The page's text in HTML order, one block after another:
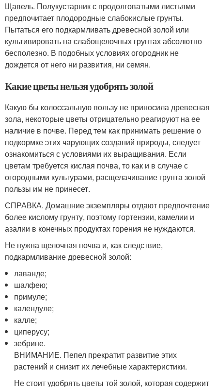
Щавель. Полукустарник с продолговатыми листьями
предпочитает плодородные слабокислые грунты.
Пытаться его подкармливать древесной золой или
культивировать на слабощелочных грунтах абсолютно
бесполезно. В подобных условиях огородник не
дождется от него ни развития, ни семян.
Какие цветы нельзя удобрять золой
Какую бы колоссальную пользу не приносила древесная
зола, некоторые цветы отрицательно реагируют на ее
наличие в почве. Перед тем как принимать решение о
подкормке этих чарующих созданий природы, следует
ознакомиться с условиями их выращивания. Если
цветам требуется кислая почва, то как и в случае с
огородными культурами, расщелачивание грунта золой
пользы им не принесет.
СПРАВКА. Домашние экземпляры отдают предпочтение
более кислому грунту, поэтому гортензии, камелии и
азалии в конечных продуктах горения не нуждаются.
Не нужна щелочная почва и, как следствие,
подкармливание древесной золой:
лаванде;
шалфею;
примуле;
календуле;
калле;
циперусу;
зебрине.
ВНИМАНИЕ. Пепел прекратит развитие этих
растений и снизит их лечебные характеристики.
Не стоит удобрять цветы той золой, которая содержит